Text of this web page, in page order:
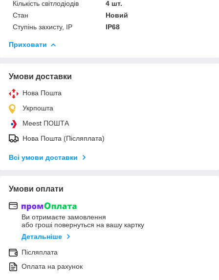
Кількість світлодіодів
4 шт.
Стан
Новий
Ступінь захисту, IP
IP68
Приховати
Умови доставки
Нова Пошта
Укрпошта
Meest ПОШТА
Нова Пошта (Післяплата)
Всі умови доставки
Умови оплати
Ви отримаєте замовлення
або гроші повернуться на вашу картку
Детальніше
Післяплата
Оплата на рахунок